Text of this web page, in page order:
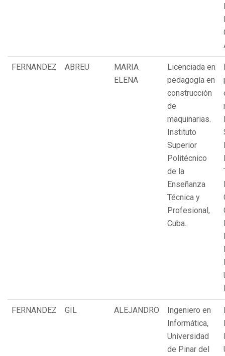
FERNANDEZ ABREU
MARIA
ELENA
Licenciada en
pedagogía en
construcción
de
maquinarias.
Instituto
Superior
Politécnico
de la
Enseñanza
Técnica y
Profesional,
Cuba.
FERNANDEZ GIL ALEJANDRO
Ingeniero en
Informática,
Universidad
de Pinar del